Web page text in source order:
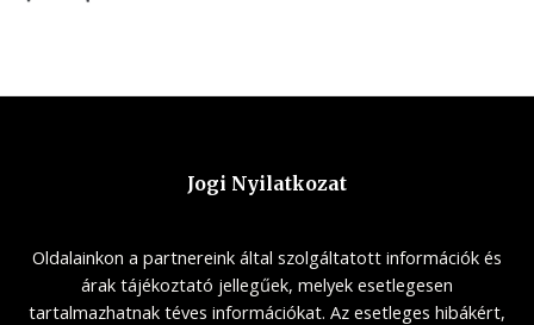
Jogi Nyilatkozat
Oldalainkon a partnereink által szolgáltatott információk és
árak tájékoztató jellegűek, melyek esetlegesen
tartalmazhatnak téves információkat. Az esetleges hibákért,